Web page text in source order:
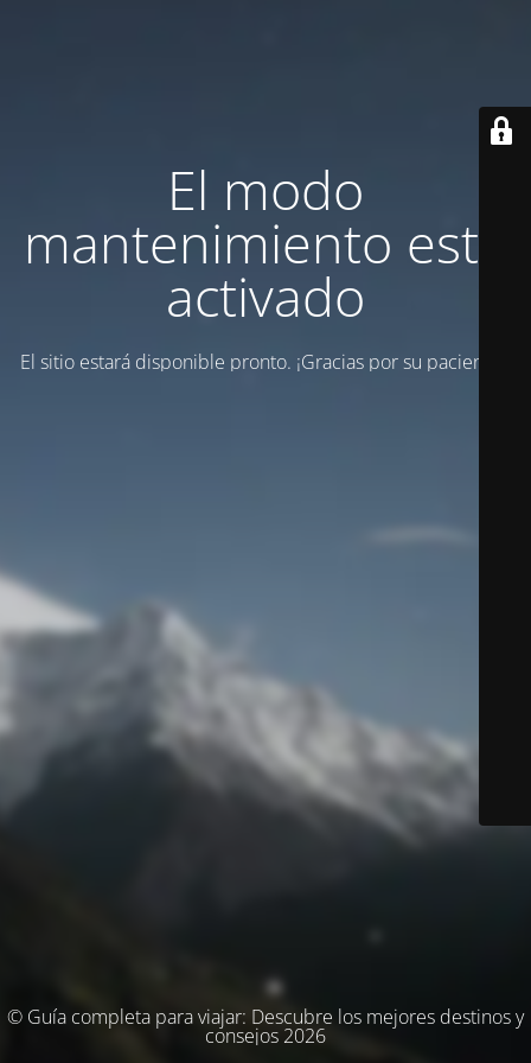
El modo
mantenimiento está
activado
El sitio estará disponible pronto. ¡Gracias por su paciencia!
© Guía completa para viajar: Descubre los mejores destinos y
consejos 2026